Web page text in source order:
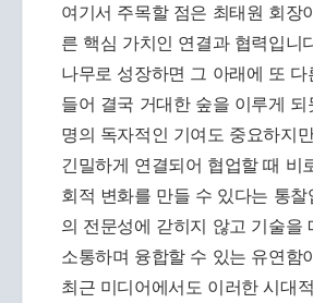
여기서 주목할 점은 최태원 회장
른 핵심 가치인 연결과 협력입니
나무로 성장하면 그 아래에 또 다
들어 결국 거대한 숲을 이루게 되
명의 독자적인 기여도 중요하지
긴밀하게 연결되어 협업할 때 비
회적 변화를 만들 수 있다는 통찰
의 전문성에 갇히지 않고 기술을
소통하며 융합할 수 있는 유연함
최근 미디어에서도 이러한 시대